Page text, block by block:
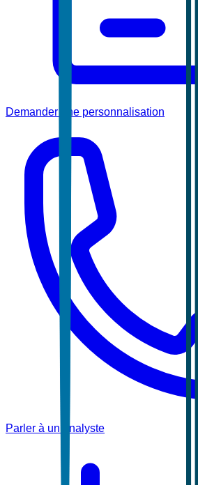
Demander une personnalisation
Parler à un analyste